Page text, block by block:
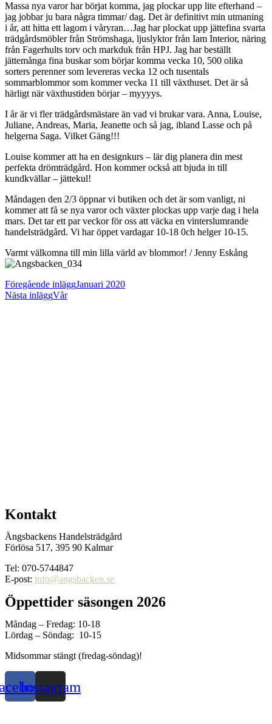
Massa nya varor har börjat komma, jag plockar upp lite efterhand –
jag jobbar ju bara några timmar/ dag. Det är definitivt min utmaning
i år, att hitta ett lagom i våryran…Jag har plockat upp jättefina svarta
trädgårdsmöbler från Strömshaga, ljuslyktor från Iam Interior, näring
från Fagerhults torv och markduk från HPJ. Jag har beställt
jättemånga fina buskar som börjar komma vecka 10, 500 olika
sorters perenner som levereras vecka 12 och tusentals
sommarblommor som kommer vecka 11 till växthuset. Det är så
härligt när växthustiden börjar – myyyys.
I år är vi fler trädgårdsmästare än vad vi brukar vara. Anna, Louise,
Juliane, Andreas, Maria, Jeanette och så jag, ibland Lasse och på
helgerna Saga. Vilket Gäng!!!
Louise kommer att ha en designkurs – lär dig planera din mest
perfekta drömträdgård. Hon kommer också att bjuda in till
kundkvällar – jättekul!
Måndagen den 2/3 öppnar vi butiken och det är som vanligt, ni
kommer att få se nya varor och växter plockas upp varje dag i hela
mars. Det tar ett par veckor för oss att väcka en vinterslumrande
handelsträdgård. Vi har öppet vardagar 10-18 0ch helger 10-15.
Varmt välkomna till min lilla värld av blommor! / Jenny Eskång
Läs
fler
Föregående inläggJanuari 2020
Nästa inläggVår
Kontakt
Ängsbackens Handelsträdgård
Förlösa 517, 395 90 Kalmar
Tel: 070-5744847
E-post: info@angsbacken.se
Öppettider säsongen 2026
Måndag – Fredag: 10-18
Lördag – Söndag: 10-15
Midsommar stängt (fredag-söndag)!
Instagram